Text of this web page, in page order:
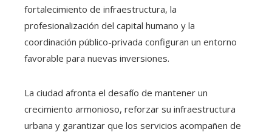
fortalecimiento de infraestructura, la
profesionalización del capital humano y la
coordinación público-privada configuran un entorno
favorable para nuevas inversiones.
La ciudad afronta el desafío de mantener un
crecimiento armonioso, reforzar su infraestructura
urbana y garantizar que los servicios acompañen de